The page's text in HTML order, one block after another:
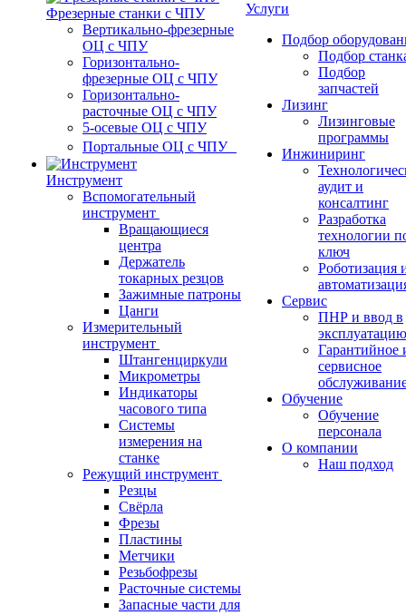
Фрезерные станки с ЧПУ
Вертикально-фрезерные
ОЦ с ЧПУ
Горизонтально-
фрезерные ОЦ с ЧПУ
Горизонтально-
расточные ОЦ с ЧПУ
5-осевые ОЦ с ЧПУ
Портальные ОЦ с ЧПУ
Инструмент
Вспомогательный
инструмент
Вращающиеся
центра
Держатель
токарных резцов
Зажимные патроны
Цанги
Измерительный
инструмент
Штангенциркули
Микрометры
Индикаторы
часового типа
Системы
измерения на
станке
Режущий инструмент
Резцы
Свёрла
Фрезы
Пластины
Метчики
Резьбофрезы
Расточные системы
Запасные части для
Услуги
Подбор
Подбор
Подбор
запчастей
Лизинг
Лизинговые
программы
Инжиниринг
аудит и
консалтинг
Разработка
технологии
ключ
Роботизация
Сервис
ПНР и ввод в
эксплуатацию
Гарантийное
сервисное
Обучение
Обучение
персонала
О компании
Наш подход